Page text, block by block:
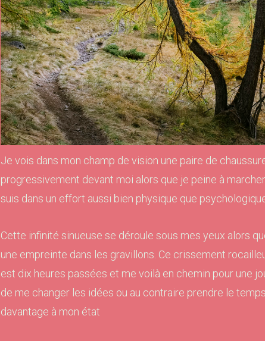
Je vois dans mon champ de vision une paire de
progressivement devant moi alors que je peine à
suis dans un effort aussi bien physique que
Cette infinité sinueuse se déroule sous mes yeux alors
une empreinte dans les gravillons. Ce crissement
est dix heures passées et me voilà en chemin pour une
de me changer les idées ou au contraire prendre le
davantage à mon état